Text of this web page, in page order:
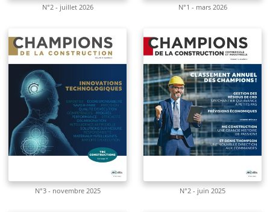
N°2 - juillet 2026 N°1 - mars 2026
N°3 - novembre 2025 N°2 - juin 2025